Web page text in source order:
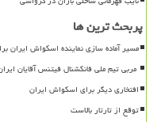
پربحث ترین ها
مسیر آماده سازی نماینده اسکواش ایران
افتخاری دیگر برای اسکواش ایران
توقع از تارتار بالاست